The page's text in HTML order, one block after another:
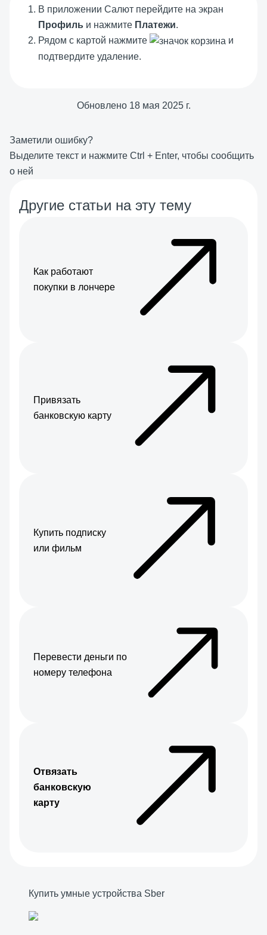
В приложении Салют перейдите на экран
Профиль и нажмите Платежи.
Рядом с картой нажмите
и
подтвердите удаление.
Обновлено 18 мая 2025 г.
Заметили ошибку?
Выделите текст и нажмите Ctrl + Enter, чтобы сообщить
о ней
Другие статьи на эту тему
Как работают
покупки в лончере
Привязать
банковскую карту
Купить подписку
или фильм
Перевести деньги по
номеру телефона
Отвязать
банковскую
карту
Купить умные устройства Sber